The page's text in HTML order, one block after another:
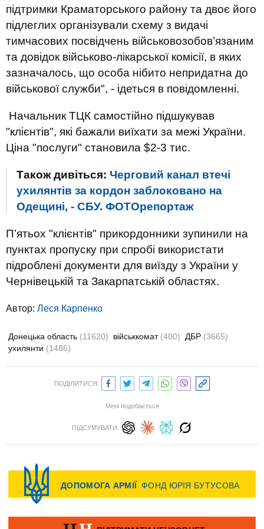
підтримки Краматорського району та двоє його
підлеглих організували схему з видачі
тимчасових посвідчень військовозобов’язаним
та довідок військово-лікарської комісії, в яких
зазначалось, що особа нібито непридатна до
військової служби", - ідеться в повідомленні.
Начальник ТЦК самостійно підшукував
"клієнтів", які бажали виїхати за межі України.
Ціна "послуги" становила $2-3 тис.
Також дивіться: Черговий канал втечі
ухилянтів за кордон заблоковано на
Одещині, - СБУ. ФОТОрепортаж
П’ятьох "клієнтів" прикордонники зупинили на
пунктах пропуску при спробі використати
підроблені документи для виїзду з України у
Чернівецькій та Закарпатській областях.
Автор: Леся Карпенко
Донецька область (11620) військкомат (400) ДБР (3665)
ухилянти (1486)
ПОДІЛИТИСЯ:
Мені подобається
ПІДСУМУВАТИ: